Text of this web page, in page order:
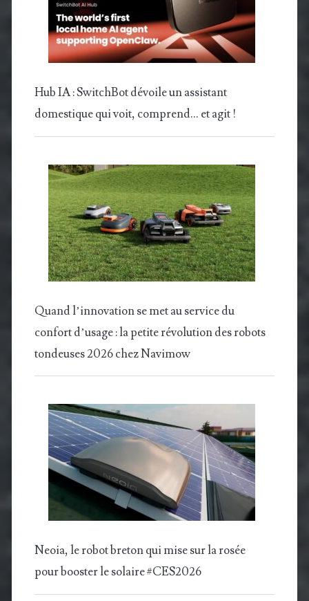
Hub IA : SwitchBot dévoile un assistant
domestique qui voit, comprend… et agit !
Quand l’innovation se met au service du
confort d’usage : la petite révolution des robots
tondeuses 2026 chez Navimow
Neoia, le robot breton qui mise sur la rosée
pour booster le solaire #CES2026